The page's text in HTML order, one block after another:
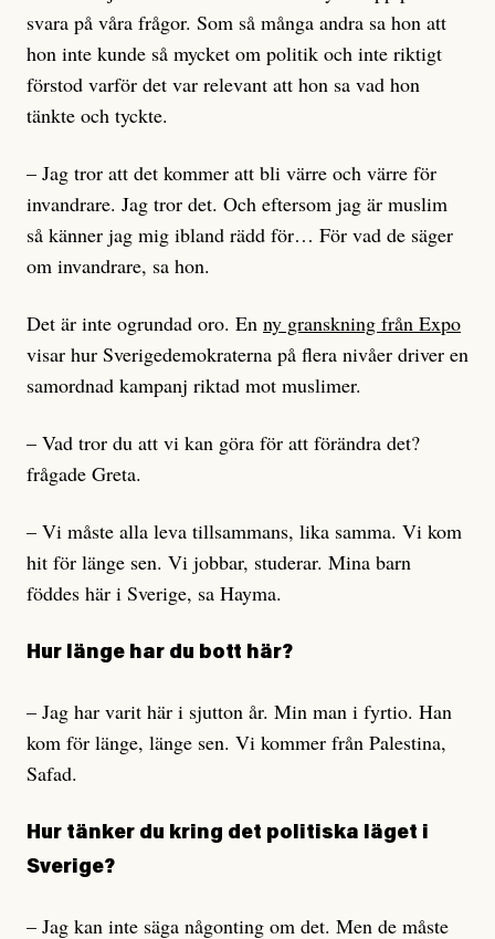
svara på våra frågor. Som så många andra sa hon att
hon inte kunde så mycket om politik och inte riktigt
förstod varför det var relevant att hon sa vad hon
tänkte och tyckte.
– Jag tror att det kommer att bli värre och värre för
invandrare. Jag tror det. Och eftersom jag är muslim
så känner jag mig ibland rädd för… För vad de säger
om invandrare, sa hon.
Det är inte ogrundad oro. En ny granskning från Expo
visar hur Sverigedemokraterna på flera nivåer driver en
samordnad kampanj riktad mot muslimer.
– Vad tror du att vi kan göra för att förändra det?
frågade Greta.
– Vi måste alla leva tillsammans, lika samma. Vi kom
hit för länge sen. Vi jobbar, studerar. Mina barn
föddes här i Sverige, sa Hayma.
Hur länge har du bott här?
– Jag har varit här i sjutton år. Min man i fyrtio. Han
kom för länge, länge sen. Vi kommer från Palestina,
Safad.
Hur tänker du kring det politiska läget i
Sverige?
– Jag kan inte säga någonting om det. Men de måste